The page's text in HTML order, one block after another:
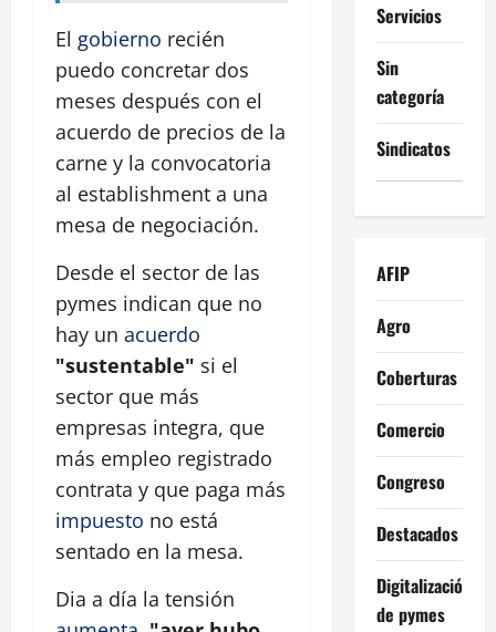
El gobierno recién
puedo concretar dos
meses después con el
acuerdo de precios de la
carne y la convocatoria
al establishment a una
mesa de negociación.
Desde el sector de las
pymes indican que no
hay un acuerdo
"sustentable" si el
sector que más
empresas integra, que
más empleo registrado
contrata y que paga más
impuesto no está
sentado en la mesa.
Dia a día la tensión
Servicios
Sin
categoría
Sindicatos
AFIP
Agro
Coberturas
Comercio
Congreso
Destacados
Digitalización
de pymes